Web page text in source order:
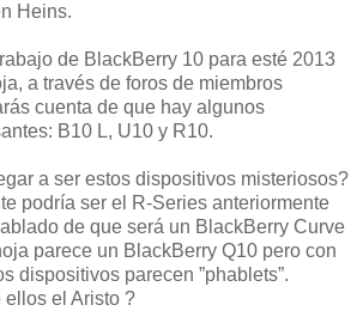
Heins.
de BlackBerry 10 para esté 2013
a través de foros de miembros
cuenta de que hay algunos
B10 L, U10 y R10.
a ser estos dispositivos misteriosos?
podría ser el R-Series anteriormente
de que será un BlackBerry Curve
parece un BlackBerry Q10 pero con
dispositivos parecen ”phablets”.
el Aristo ?